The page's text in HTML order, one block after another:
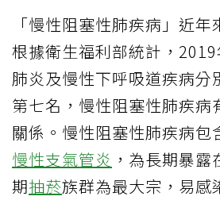
「慢性阻塞性肺疾病」近年
根據衛生福利部統計，2019
肺炎及慢性下呼吸道疾病分
第七名，慢性阻塞性肺疾病
關係。慢性阻塞性肺疾病包
慢性支氣管炎 ，為長期暴
期抽菸族群為最大宗，易感